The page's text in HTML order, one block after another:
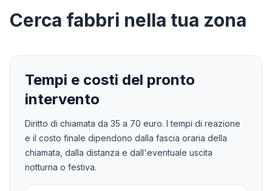
Cerca fabbri nella tua zona
Tempi e costi del pronto
intervento
Diritto di chiamata da 35 a 70 euro. I tempi di reazione
e il costo finale dipendono dalla fascia oraria della
chiamata, dalla distanza e dall'eventuale uscita
notturna o festiva.